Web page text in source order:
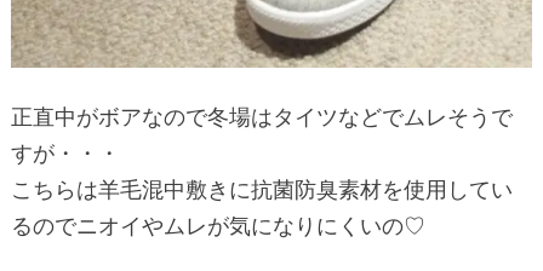
正直中がボアなので冬場はタイツなどでムレそうで
すが・・・
こちらは羊毛混中敷きに抗菌防臭素材を使用してい
るのでニオイやムレが気になりにくいの♡